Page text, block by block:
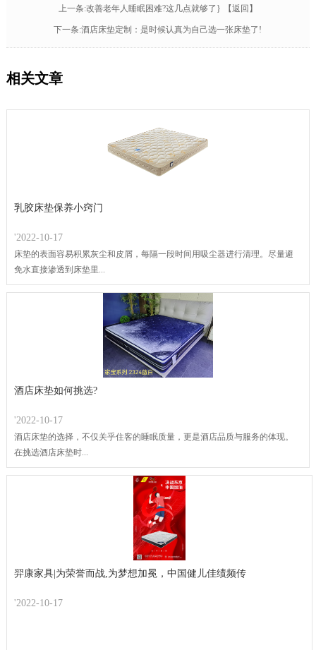
上一条:改善老年人睡眠困难?这几点就够了} 【返回】
下一条:酒店床垫定制：是时候认真为自己选一张床垫了!
相关文章
乳胶床垫保养小窍门
'2022-10-17
床垫的表面容易积累灰尘和皮屑，每隔一段时间用吸尘器进行清理。尽量避
免水直接渗透到床垫里...
酒店床垫如何挑选?
'2022-10-17
酒店床垫的选择，不仅关乎住客的睡眠质量，更是酒店品质与服务的体现。
在挑选酒店床垫时...
羿康家具|为荣誉而战,为梦想加冕，中国健儿佳绩频传
'2022-10-17